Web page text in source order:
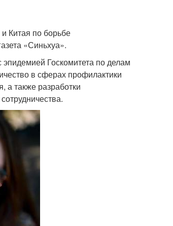
Китая по борьбе
«Синьхуа».
Госкомитета по делам
в сферах профилактики
а также разработки